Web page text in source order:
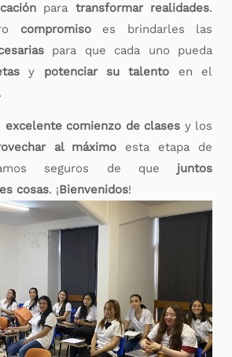
para transformar realidades.
compromisoes brindarles las
para que cada uno pueda
y potenciar su talento en el
excelente comienzo de clases y los
al máximo esta etapa de
seguros de que juntos
cosas. ¡Bienvenidos!